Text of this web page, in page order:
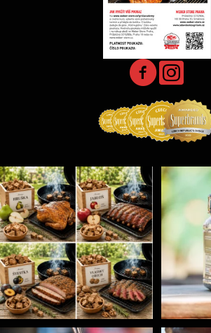
Udící špalíky - BORN TO SMOKE - různé druhy k...
5 0
Koření